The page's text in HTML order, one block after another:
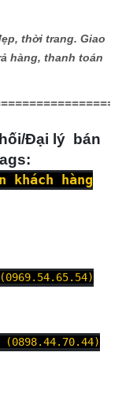
thời trang. Giao
hàng, thanh toán
Đại lý bán
hàng
(0898.44.70.44)